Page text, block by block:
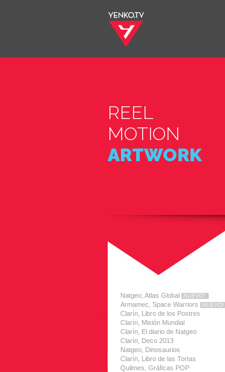
REEL
MOTION
ARTWORK
Natgeo, Atlas Global NUEVO!
Armamec, Space Warriors NUEVO!
Clarín, Libro de los Postres
Clarín, Misión Mundial
Clarín, El diario de Natgeo
Clarín, Deco 2013
Natgeo, Dinosaurios
Clarín, Libro de las Tortas
Quilmes, Gráficas POP